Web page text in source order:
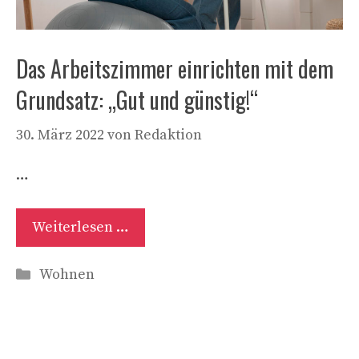
Das Arbeitszimmer einrichten mit dem
Grundsatz: „Gut und günstig!“
30. März 2022 vonRedaktion
…
Weiterlesen …
Kategorien
Wohnen